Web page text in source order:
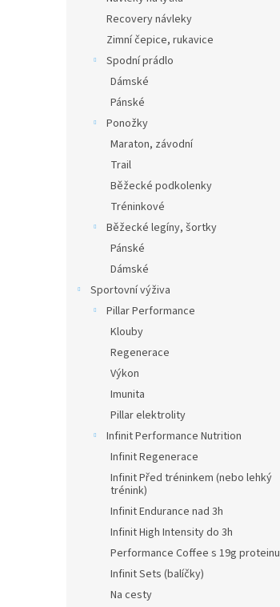
Recovery návleky
Zimní čepice, rukavice
Spodní prádlo
Dámské
Pánské
Ponožky
Maraton, závodní
Trail
Běžecké podkolenky
Tréninkové
Běžecké legíny, šortky
Pánské
Dámské
Sportovní výživa
Pillar Performance
Klouby
Regenerace
Výkon
Imunita
Pillar elektrolity
Infinit Performance Nutrition
Infinit Regenerace
Infinit Před tréninkem (nebo lehký
trénink)
Infinit Endurance nad 3h
Infinit High Intensity do 3h
Performance Coffee s 19g proteinu
Infinit Sets (balíčky)
Na cesty